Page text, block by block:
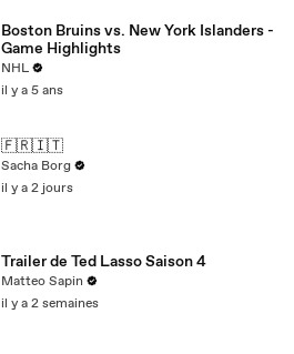
Boston Bruins vs. New York Islanders -
Game Highlights
NHL
il y a 5 ans
🇫🇷🇮🇹
Sacha Borg
il y a 2 jours
Trailer de Ted Lasso Saison 4
Matteo Sapin
il y a 2 semaines